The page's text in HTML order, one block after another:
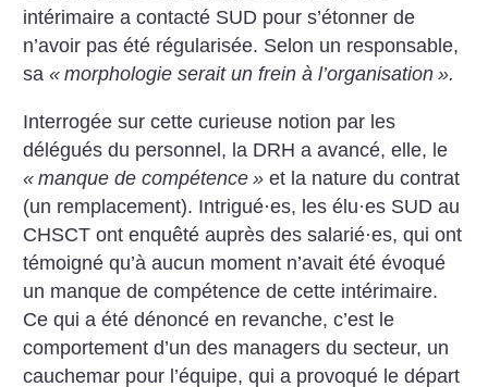
intérimaire a contacté SUD pour s’étonner de
n’avoir pas été régularisée. Selon un responsable,
sa« morphologie serait un frein à l’organisation ».
Interrogée sur cette curieuse notion par les
délégués du personnel, la DRH a avancé, elle, le
« manque de compétence »et la nature du contrat
(un remplacement). Intrigué·es, les élu·es SUD au
CHSCT ont enquêté auprès des salarié·es, qui ont
témoigné qu’à aucun moment n’avait été évoqué
un manque de compétence de cette intérimaire.
Ce qui a été dénoncé en revanche, c’est le
comportement d’un des managers du secteur, un
cauchemar pour l’équipe, qui a provoqué le départ